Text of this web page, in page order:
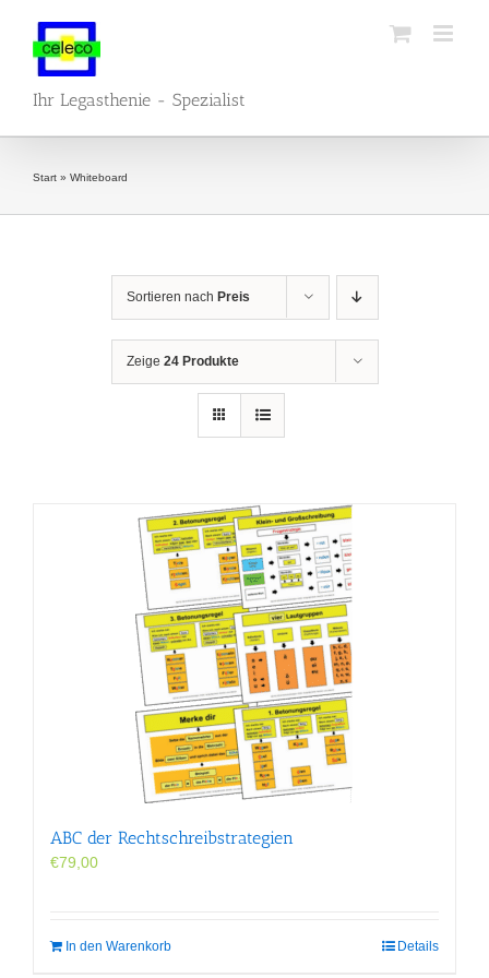
springen
Ihr Legasthenie - Spezialist
Start » Whiteboard
Sortieren nach Preis
Zeige 24 Produkte
ABC der Rechtschreibstrategien
€79,00
In den Warenkorb Details